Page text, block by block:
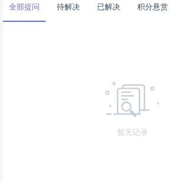
全部提问 待解决 已解决 积分悬赏
暂无记录